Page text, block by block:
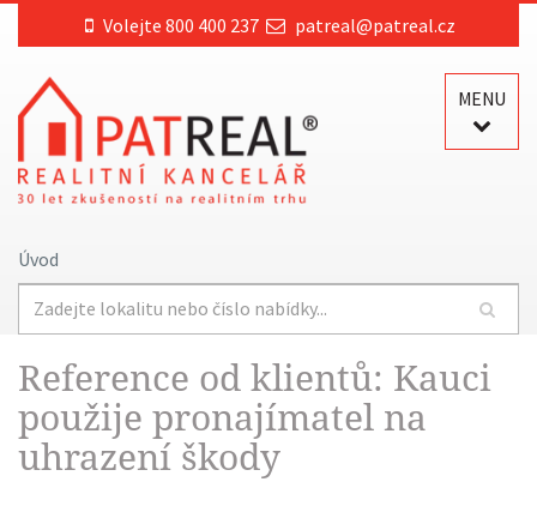
Volejte 800 400 237 patreal@patreal.cz
MENU
Úvod
Reference od klientů: Kauci
použije pronajímatel na
uhrazení škody